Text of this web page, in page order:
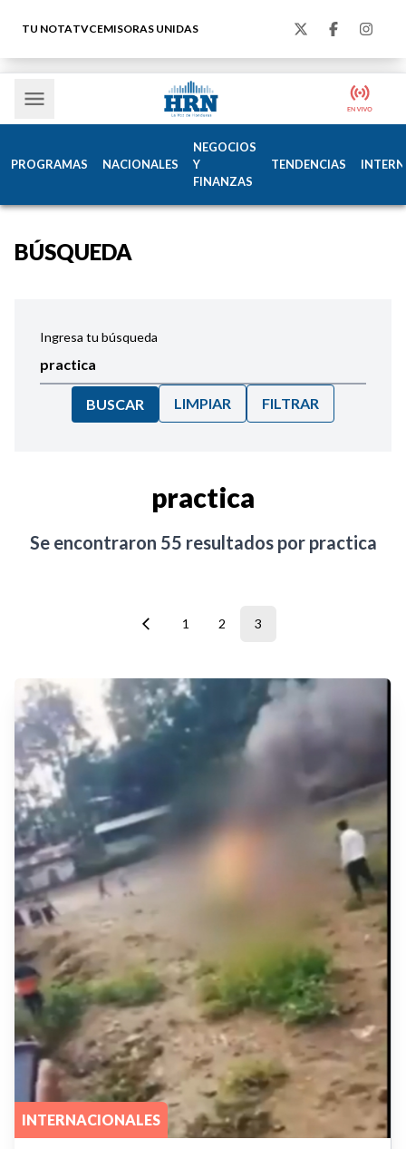
TU NOTATVCEMISORAS UNIDAS
PROGRAMAS NACIONALES
NEGOCIOS
Y
FINANZAS
TENDENCIAS
BÚSQUEDA
Ingresa tu búsqueda
BUSCAR LIMPIAR FILTRAR
practica
Se encontraron 55 resultados por practica
1 2 3
INTERNACIONALES